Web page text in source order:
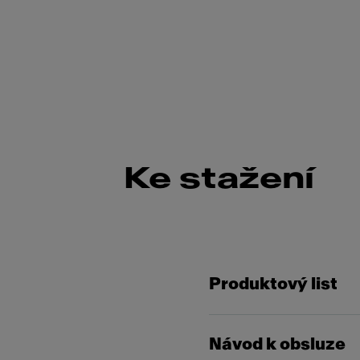
Ke stažení
Produktový list
Návod k obsluze